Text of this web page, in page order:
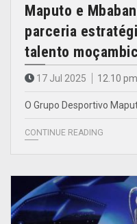
Maputo e
parceria
talento
17 Jul 2025 12.10 pm
O Grupo Desportivo
CONTINUE READING